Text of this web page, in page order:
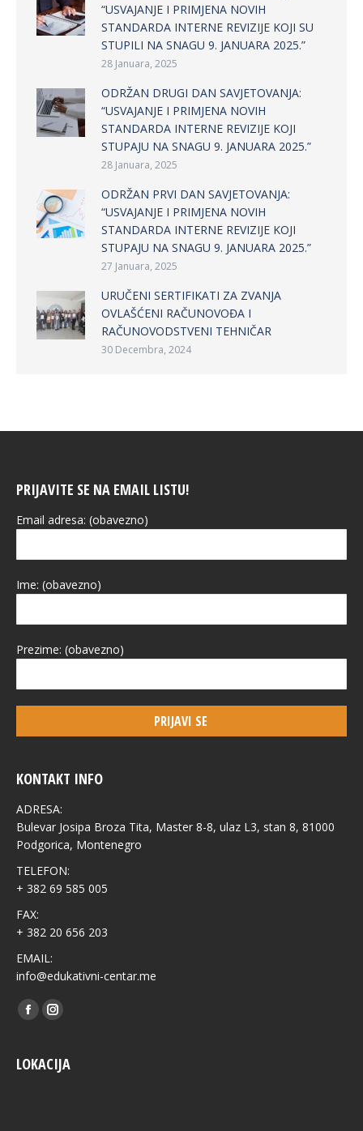
“USVAJANJE I PRIMJENA NOVIH
STANDARDA INTERNE REVIZIJE KOJI SU
STUPILI NA SNAGU 9. JANUARA 2025.”
28 Januara, 2025
ODRŽAN DRUGI DAN SAVJETOVANJA:
“USVAJANJE I PRIMJENA NOVIH
STANDARDA INTERNE REVIZIJE KOJI
STUPAJU NA SNAGU 9. JANUARA 2025.”
28 Januara, 2025
ODRŽAN PRVI DAN SAVJETOVANJA:
“USVAJANJE I PRIMJENA NOVIH
STANDARDA INTERNE REVIZIJE KOJI
STUPAJU NA SNAGU 9. JANUARA 2025.”
27 Januara, 2025
URUČENI SERTIFIKATI ZA ZVANJA
OVLAŠĆENI RAČUNOVOĐA I
RAČUNOVODSTVENI TEHNIČAR
30 Decembra, 2024
PRIJAVITE SE NA EMAIL LISTU!
Email adresa: (obavezno)
Ime: (obavezno)
Prezime: (obavezno)
KONTAKT INFO
ADRESA:
Bulevar Josipa Broza Tita, Master 8-8, ulaz L3, stan 8, 81000
Podgorica, Montenegro
TELEFON:
+ 382 69 585 005
FAX:
+ 382 20 656 203
EMAIL:
info@edukativni-centar.me
Find us on:
FacebookInstagram
LOKACIJA